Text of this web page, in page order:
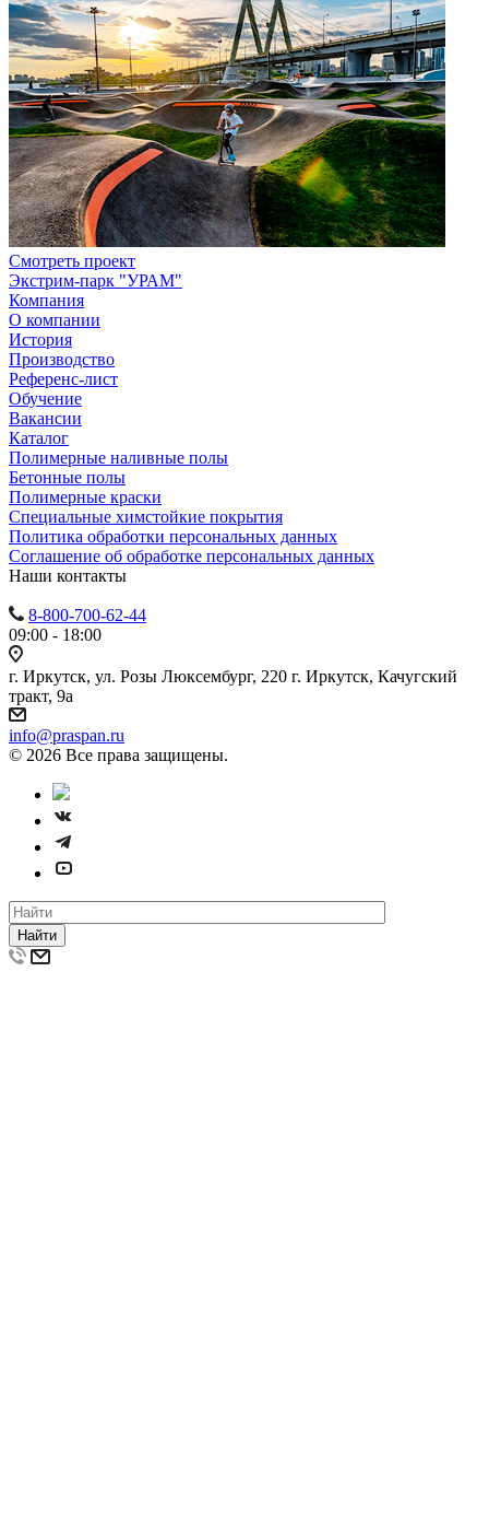
Смотреть проект
Экстрим-парк "УРАМ"
Компания
О компании
История
Производство
Референс-лист
Обучение
Вакансии
Каталог
Полимерные наливные полы
Бетонные полы
Полимерные краски
Специальные химстойкие покрытия
Политика обработки персональных данных
Cоглашение об обработке персональных данных
Наши контакты
8-800-700-62-44
09:00 - 18:00
г. Иркутск, ул. Розы Люксембург, 220 г. Иркутск, Качугский
тракт, 9а
info@praspan.ru
© 2026 Все права защищены.
Найти